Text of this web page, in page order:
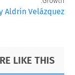
Aldrin Velázquez
Primary
Sidebar
Footer
LIKE THIS